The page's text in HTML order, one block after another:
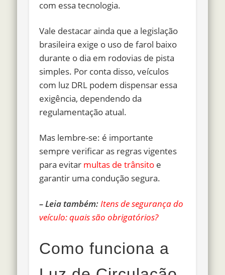
com essa tecnologia.
Vale destacar ainda que a legislação
brasileira exige o uso de farol baixo
durante o dia em rodovias de pista
simples. Por conta disso, veículos
com luz DRL podem dispensar essa
exigência, dependendo da
regulamentação atual.
Mas lembre-se: é importante
sempre verificar as regras vigentes
para evitar multas de trânsito e
garantir uma condução segura.
– Leia também: Itens de segurança do
veículo: quais são obrigatórios?
Como funciona a